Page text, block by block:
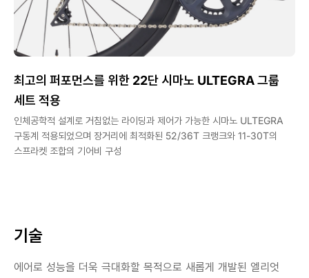
최고의 퍼포먼스를 위한 22단 시마노 ULTEGRA 그룹
세트 적용
인체공학적 설계로 거침없는 라이딩과 제어가 가능한 시마노 ULTEGRA
구동계 적용되었으며 장거리에 최적화된 52/36T 크랭크와 11-30T의
스프라켓 조합의 기어비 구성
기술
에어로 성능을 더욱 극대화할 목적으로 새롭게 개발된 엘리엇